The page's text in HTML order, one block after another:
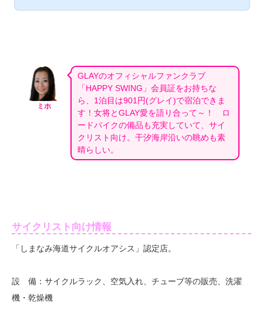
できる海岸沿いの白い建物内で繰り広げられた、ロック談義＆
ミホ
GLAYのオフィシャルファンクラブ
「HAPPY SWING」会員証をお持ちな
ら、1泊目は901円(グレイ)で宿泊できま
す！女将とGLAY愛を語り合って～！ ロ
ードバイクの備品も充実していて、サイ
クリスト向け。干汐海岸沿いの眺めも素
晴らしい。
サイクリスト向け情報
「しまなみ海道サイクルオアシス」認定店。
設 備：サイクルラック、空気入れ、チューブ等の販売、洗濯
機・乾燥機